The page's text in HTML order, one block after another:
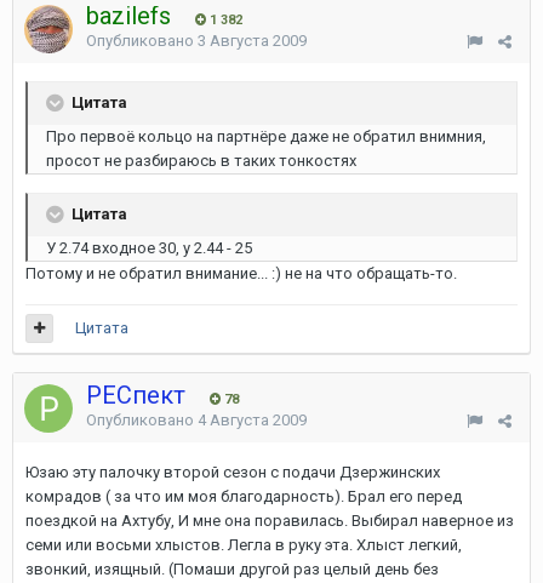
bazilefs 1 382
Опубликовано 3 Августа 2009
Цитата
Про первоё кольцо на партнёре даже не обратил внимния,
просот не разбираюсь в таких тонкостях
Цитата
У 2.74 входное 30, у 2.44 - 25
Потому и не обратил внимание... :) не на что обращать-то.
Цитата
РЕСпект 78
Опубликовано 4 Августа 2009
Юзаю эту палочку второй сезон с подачи Дзержинских
комрадов ( за что им моя благодарность). Брал его перед
поездкой на Ахтубу, И мне она поравилась. Выбирал наверное из
семи или восьми хлыстов. Легла в руку эта. Хлыст легкий,
звонкий, изящный. (Помаши другой раз целый день без